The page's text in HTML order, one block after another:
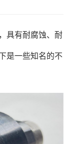
具有耐腐蚀、耐
是一些知名的不